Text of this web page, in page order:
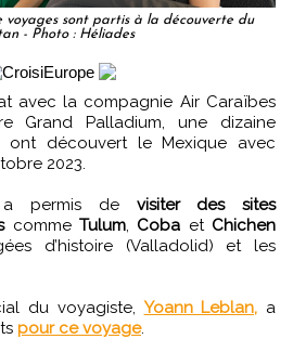
voyages sont partis à la découverte du
- Photo : Héliades
Grand Palladium, une dizaine
ont découvert le Mexique avec
2023.
a permis de visiter des sites
commeTulum, Coba et Chichen
d’histoire (Valladolid) et les
du voyagiste,Yoann Leblan, a
pour ce voyage.